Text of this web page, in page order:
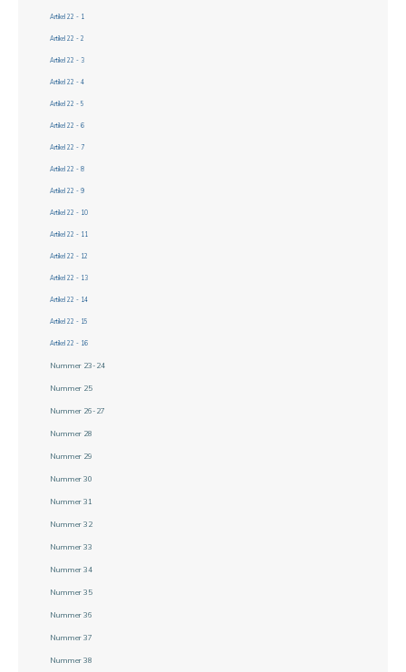
Artikel 22 - 1
Artikel 22 - 2
Artikel 22 - 3
Artikel 22 - 4
Artikel 22 - 5
Artikel 22 - 6
Artikel 22 - 7
Artikel 22 - 8
Artikel 22 - 9
Artikel 22 - 10
Artikel 22 - 11
Artikel 22 - 12
Artikel 22 - 13
Artikel 22 - 14
Artikel 22 - 15
Artikel 22 - 16
Nummer 23-24
Nummer 25
Nummer 26-27
Nummer 28
Nummer 29
Nummer 30
Nummer 31
Nummer 32
Nummer 33
Nummer 34
Nummer 35
Nummer 36
Nummer 37
Nummer 38